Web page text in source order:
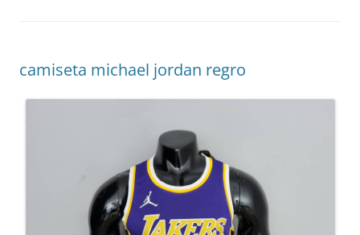
camiseta michael jordan regro